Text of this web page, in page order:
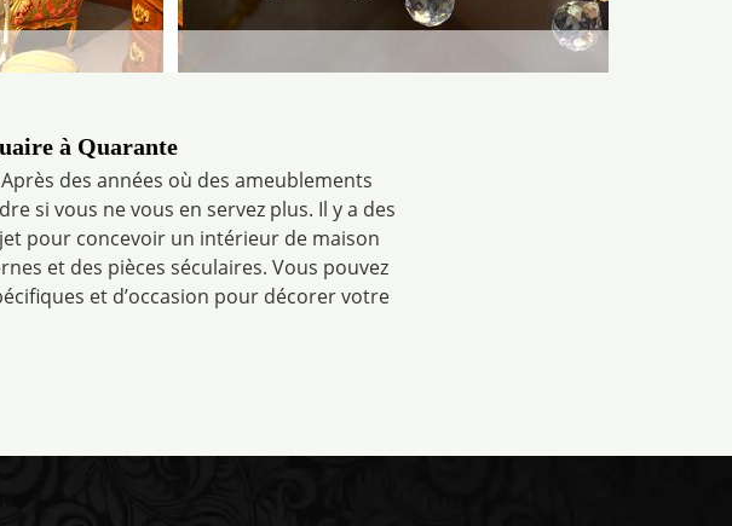
à Quarante
des années où des ameublements
si vous ne vous en servez plus. Il y a des
pour concevoir un intérieur de maison
et des pièces séculaires. Vous pouvez
et d’occasion pour décorer votre